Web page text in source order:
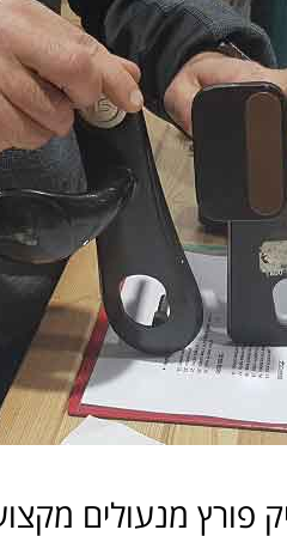
פורץ מנעולים